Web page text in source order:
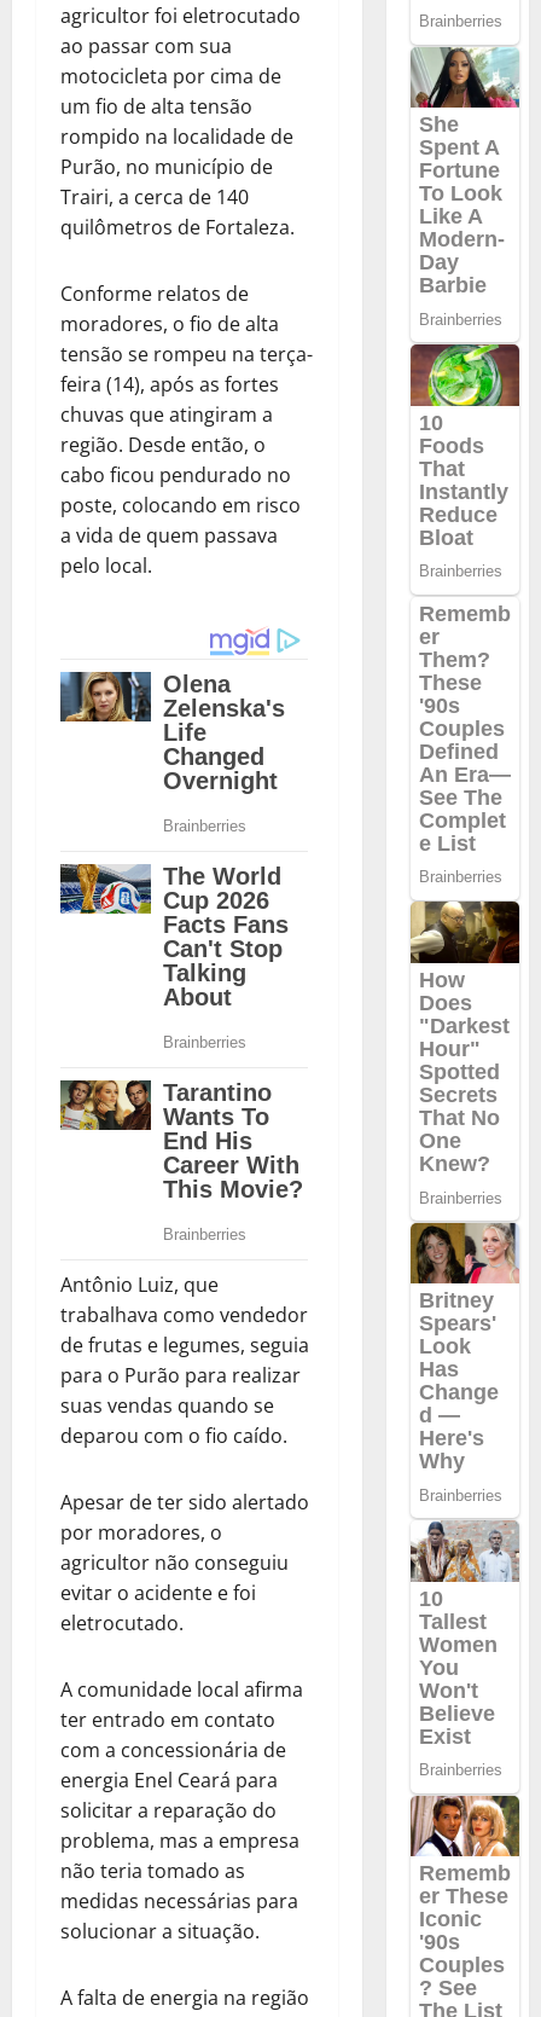
agricultor foi eletrocutado
ao passar com sua
motocicleta por cima de
um fio de alta tensão
rompido na localidade de
Purão, no município de
Trairi, a cerca de 140
quilômetros de Fortaleza.
Conforme relatos de
moradores, o fio de alta
tensão se rompeu na terça-
feira (14), após as fortes
chuvas que atingiram a
região. Desde então, o
cabo ficou pendurado no
poste, colocando em risco
a vida de quem passava
pelo local.
Antônio Luiz, que
trabalhava como vendedor
de frutas e legumes, seguia
para o Purão para realizar
suas vendas quando se
deparou com o fio caído.
Apesar de ter sido alertado
por moradores, o
agricultor não conseguiu
evitar o acidente e foi
eletrocutado.
A comunidade local afirma
ter entrado em contato
com a concessionária de
energia Enel Ceará para
solicitar a reparação do
problema, mas a empresa
não teria tomado as
medidas necessárias para
solucionar a situação.
A falta de energia na região